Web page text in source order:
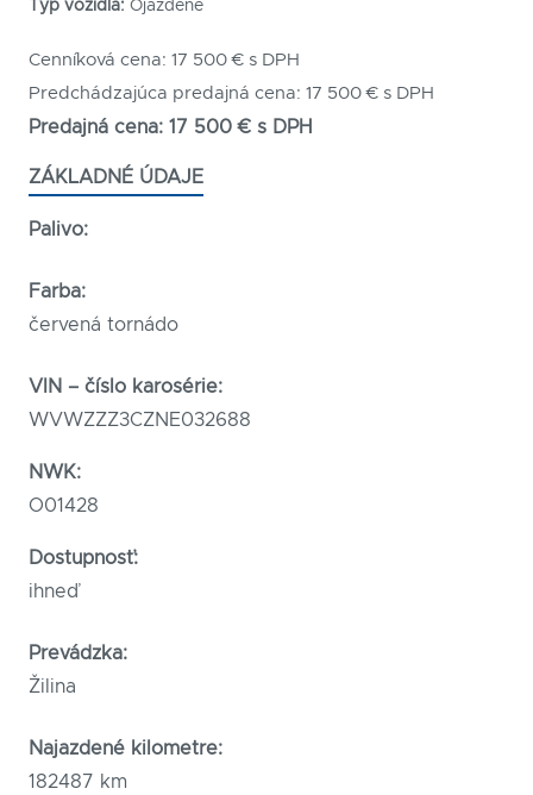
Typ vozidla: Ojazdené
Cenníková cena: 17 500€ s DPH
Predchádzajúca predajná cena: 17 500€ s DPH
Predajná cena: 17 500€ s DPH
ZÁKLADNÉ ÚDAJE
Palivo:
Farba:
červená tornádo
VIN – číslo karosérie:
WVWZZZ3CZNE032688
NWK:
O01428
Dostupnosť:
ihneď
Prevádzka:
Žilina
Najazdené kilometre:
182487 km